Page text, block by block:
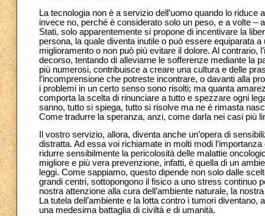
La tecnologia non è a servizio dell’uomo quando lo
invece no, perché è considerato solo un peso, e a volte –
Stati, solo apparentemente si propone di incentivare la
persona, la quale diventa inutile o può essere equiparata
miglioramento o non può più evitare il dolore. Al contrario,
decorso, tentando di alleviarne le sofferenze mediante la
più numerosi, contribuisce a creare una cultura e delle
l’incomprensione che potreste incontrare, o davanti alla
i problemi in un certo senso sono risolti; ma quanta
comporta la scelta di rinunciare a tutto e spezzare ogni
sanno, tutto si spiega, tutto si risolve ma ne è rimasta
Come tradurre la speranza, anzi, come darla nei casi più
Il vostro servizio, allora, diventa anche un’opera di
distratta. Ad essa voi richiamate in molti modi
ridurre sensibilmente la pericolosità delle malattie
migliore e più vera prevenzione, infatti, è quella di un
leggi. Come sappiamo, questo dipende non solo dalle
grandi centri, sottopongono il fisico a uno stress continuo
nostra attenzione alla cura dell’ambiente naturale, la
La tutela dell’ambiente e la lotta contro i tumori
una medesima battaglia di civiltà e di umanità.